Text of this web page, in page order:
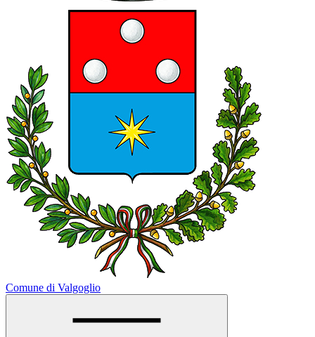
Comune di Valgoglio